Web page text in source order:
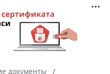
документы